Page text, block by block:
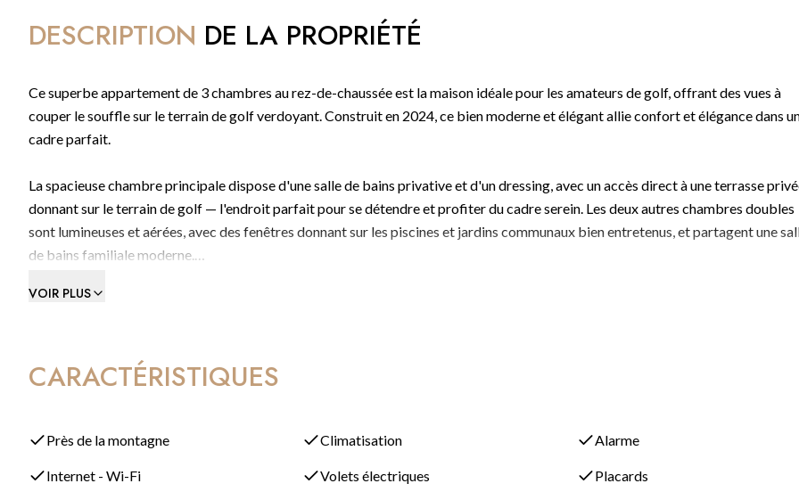
DESCRIPTION DE LA PROPRIÉTÉ
Ce superbe appartement de 3 chambres au rez-de-chaussée est la maison idéale pour les amateurs de golf, offrant des vues à
couper le souffle sur le terrain de golf verdoyant. Construit en 2024, ce bien moderne et élégant allie confort et élégance dans
cadre parfait.
La spacieuse chambre principale dispose d'une salle de bains privative et d'un dressing, avec un accès direct à une terrasse
donnant sur le terrain de golf — l'endroit parfait pour se détendre et profiter du cadre serein. Les deux autres chambres doubles
sont lumineuses et aérées, avec des fenêtres donnant sur les piscines et jardins communaux bien entretenus, et partagent une
de bains familiale moderne.
Le salon décloisonné et la cuisine contemporaine créent un espace chaleureux et accueillant, s'ouvrant harmonieusement sur la
Caractéristiques supplémentaires :
VOIR PLUS
CARACTÉRISTIQUES
Près de la montagne Climatisation Alarme
Internet - Wi-Fi Volets électriques Placards